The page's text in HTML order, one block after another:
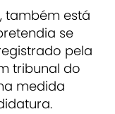
também está
se
pela
tribunal do
medida